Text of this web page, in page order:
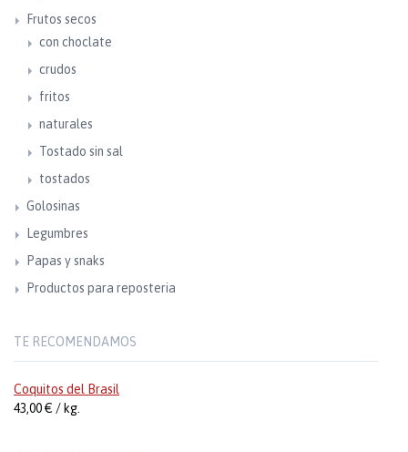
Frutos secos
con choclate
crudos
fritos
naturales
Tostado sin sal
tostados
Golosinas
Legumbres
Papas y snaks
Productos para reposteria
TE RECOMENDAMOS
Coquitos del Brasil
43,00 € / kg.